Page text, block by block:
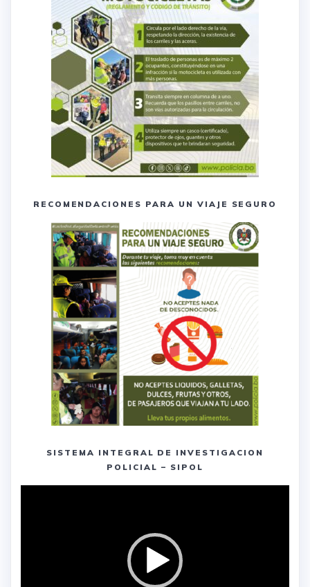
RECOMENDACIONES PARA UN VIAJE SEGURO
SISTEMA INTEGRAL DE INVESTIGACION
POLICIAL – SIPOL